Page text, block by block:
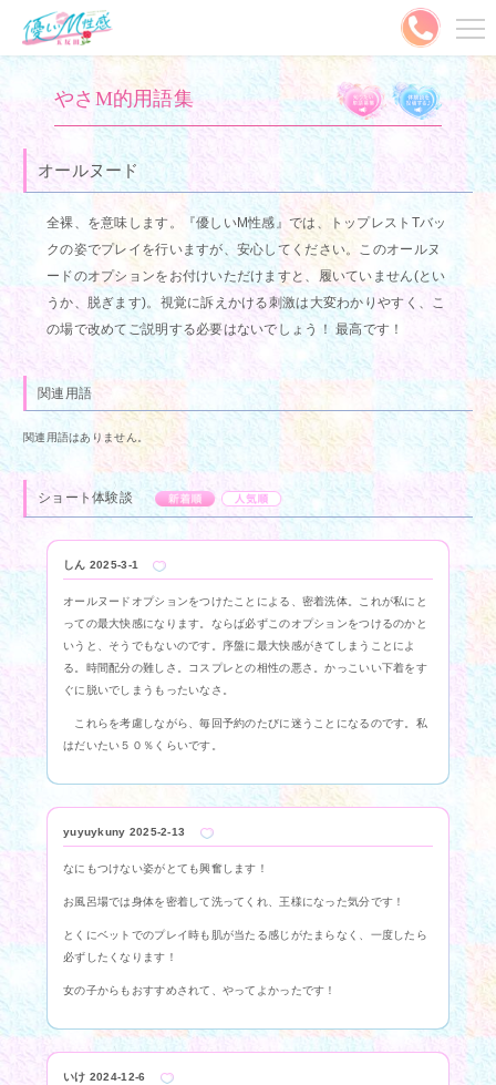
MENU
出勤情報 キャスト
料金システム 写メ日記
割引情報 ランキング
口コミ
動画 やさMとは？
アクセス M性感適正診断
M性感用語集
男性求人
やさM的用語集
オールヌード
全裸、を意味します。『優しいM性感』では、トップレストTバッ
クの姿でプレイを行いますが、安心してください。このオールヌ
ードのオプションをお付けいただけますと、履いていません(とい
うか、脱ぎます)。視覚に訴えかける刺激は大変わかりやすく、こ
の場で改めてご説明する必要はないでしょう！ 最高です！
関連用語
関連用語はありません。
ショート体験談 新着順
しん 2025-3-1
オールヌードオプションをつけたことによる、密着洗体。これが私にと
っての最大快感になります。ならば必ずこのオプションをつけるのかと
いうと、そうでもないのです。序盤に最大快感がきてしまうことによ
る。時間配分の難しさ。コスプレとの相性の悪さ。かっこいい下着をす
ぐに脱いでしまうもったいなさ。
これらを考慮しながら、毎回予約のたびに迷うことになるのです。私
はだいたい５０％くらいです。
yuyuykuny 2025-2-13
なにもつけない姿がとても興奮します！
お風呂場では身体を密着して洗ってくれ、王様になった気分です！
とくにベットでのプレイ時も肌が当たる感じがたまらなく、一度したら
必ずしたくなります！
女の子からもおすすめされて、やってよかったです！
いけ 2024-12-6